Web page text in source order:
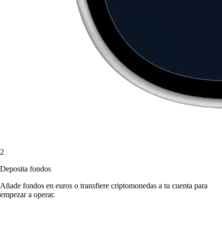
2
Deposita fondos
Añade fondos en euros o transfiere criptomonedas a tu cuenta para
empezar a operar.